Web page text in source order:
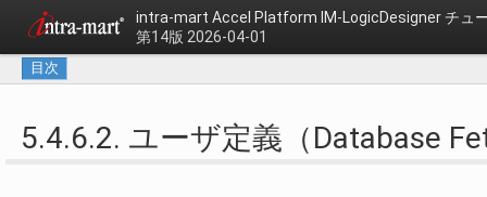
intra-mart Accel Platform IM-LogicDesigner チュ
第14版 2026-04-01
目次
5.4.6.2. ユーザ定義（Database